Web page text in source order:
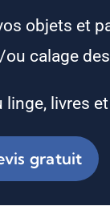
objets et
calage
linge, livres
gratuit